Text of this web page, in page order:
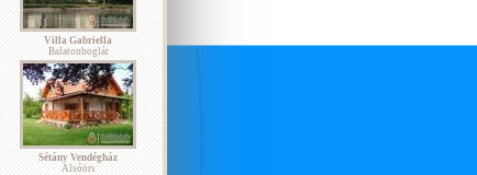
Villa Gabriella
Balatonboglár
Sétány Vendégház
Alsóörs